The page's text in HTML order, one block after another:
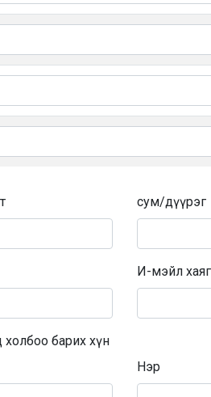
сум/дүүрэг
И-мэйл хаяг
барих хүн
Нэр